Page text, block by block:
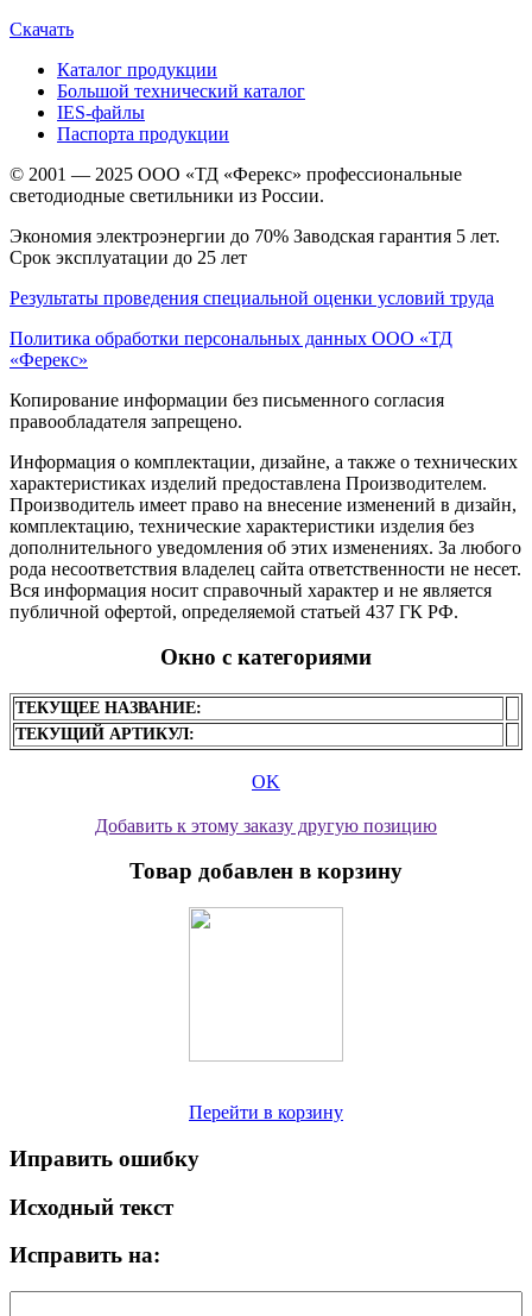
Скачать
Каталог продукции
Большой технический каталог
IES-файлы
Паспорта продукции
© 2001 — 2025 ООО «ТД «Ферекс» профессиональные
светодиодные светильники из России.
Экономия электроэнергии до 70% Заводская гарантия 5 лет.
Срок эксплуатации до 25 лет
Результаты проведения специальной оценки условий труда
Политика обработки персональных данных ООО «ТД
«Ферекс»
Копирование информации без письменного согласия
правообладателя запрещено.
Информация о комплектации, дизайне, а также о технических
характеристиках изделий предоставлена Производителем.
Производитель имеет право на внесение изменений в дизайн,
комплектацию, технические характеристики изделия без
дополнительного уведомления об этих изменениях. За любого
рода несоответствия владелец сайта ответственности не несет.
Вся информация носит справочный характер и не является
публичной офертой, определяемой статьей 437 ГК РФ.
Окно с категориями
ТЕКУЩЕЕ НАЗВАНИЕ:
ТЕКУЩИЙ АРТИКУЛ:
OK
Добавить к этому заказу другую позицию
Товар добавлен в корзину
Перейти в корзину
Иправить ошибку
Исходный текст
Исправить на: